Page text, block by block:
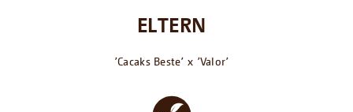
ELTERN
՚Cacaks Beste՚ x ՚Valor՚